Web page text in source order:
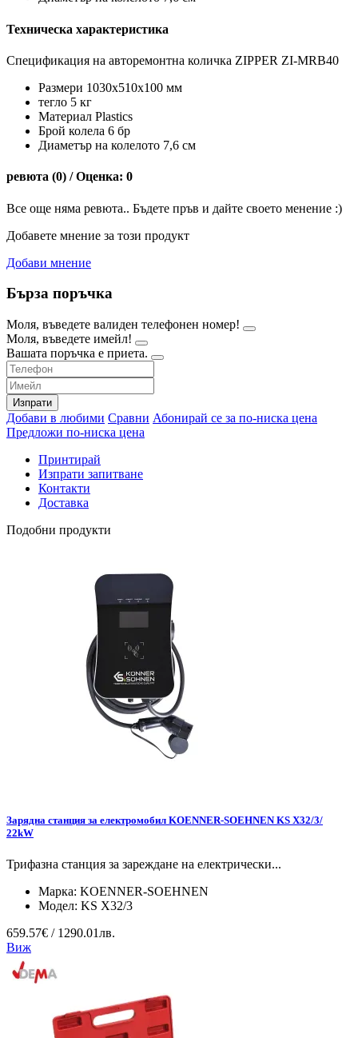
Техническа характеристика
Спецификация на авторемонтна количка ZIPPER ZI-MRB40
Размери 1030x510x100 мм
тегло 5 кг
Материал Plastics
Брой колела 6 бр
Диаметър на колелото 7,6 см
ревюта (0) / Оценка: 0
Все още няма ревюта.. Бъдете пръв и дайте своето менение :)
Добавете мнение за този продукт
Добави мнение
Бърза поръчка
Моля, въведете валиден телефонен номер!
Моля, въведете имейл!
Вашата поръчка е приета.
Изпрати
Добави в любими Сравни Абонирай се за по-ниска цена
Предложи по-ниска цена
Принтирай
Изпрати запитване
Контакти
Доставка
Подобни продукти
Зарядна станция за електромобил KOENNER-SOEHNEN KS X32/3/
22kW
Трифазна станция за зареждане на електрически...
Марка: KOENNER-SOEHNEN
Модел: KS X32/3
659.57€ / 1290.01лв.
Виж